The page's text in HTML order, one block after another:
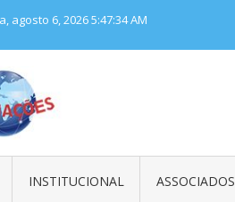
agosto 6, 20265:47:35 AM
INSTITUCIONAL ASSOCIADOS